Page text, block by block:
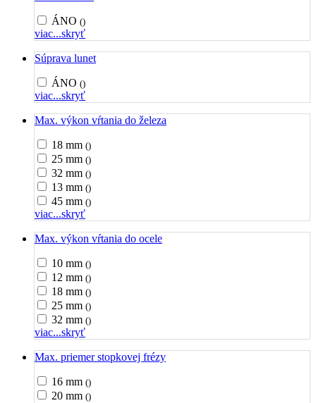
ÁNO ()
viac...skryť
Súprava lunet
ÁNO ()
viac...skryť
Max. výkon vŕtania do železa
18 mm ()
25 mm ()
32 mm ()
13 mm ()
45 mm ()
viac...skryť
Max. výkon vŕtania do ocele
10 mm ()
12 mm ()
18 mm ()
25 mm ()
32 mm ()
viac...skryť
Max. priemer stopkovej frézy
16 mm ()
20 mm ()